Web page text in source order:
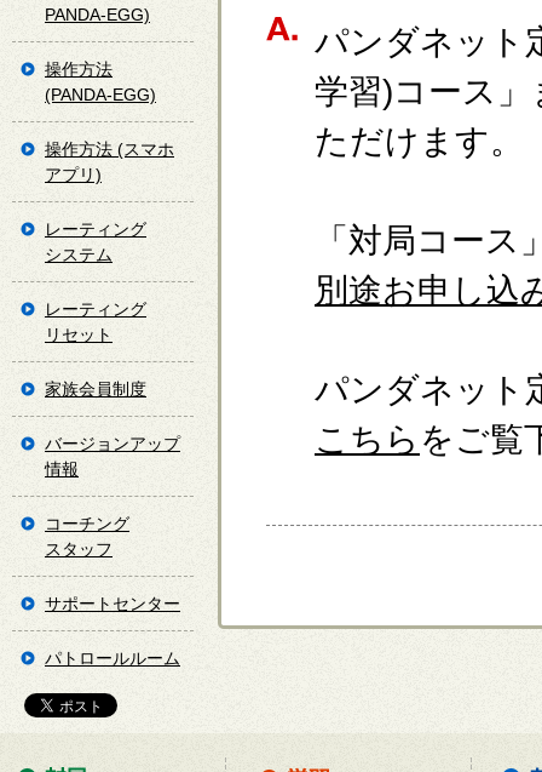
パンダネット
学習)コース
ただけます。
「対局コー
別途お申し込
パンダネット
こちら をご覧
PANDA-EGG)
操作方法
(PANDA-EGG)
操作方法 (スマホ
アプリ)
レーティング
システム
レーティング
リセット
家族会員制度
バージョンアップ
情報
コーチング
スタッフ
サポートセンター
パトロールルーム